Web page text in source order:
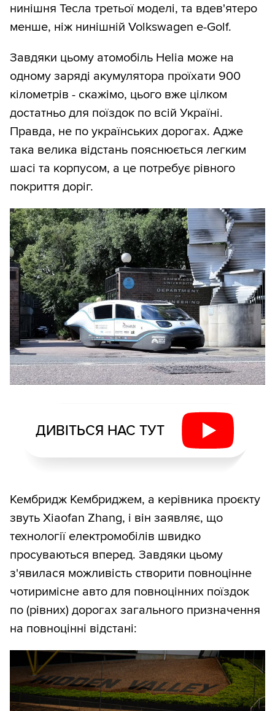
нинішня Тесла третьої моделі, та вдев'ятеро
менше, ніж нинішній Volkswagen e-Golf.
Завдяки цьому атомобіль Helia може на
одному заряді акумулятора проїхати 900
кілометрів - скажімо, цього вже цілком
достатньо для поїздок по всій Україні.
Правда, не по українських дорогах. Адже
така велика відстань пояснюється легким
шасі та корпусом, а це потребує рівного
покриття доріг.
ДИВІТЬСЯ НАС ТУТ
Кембридж Кембриджем, а керівника проєкту
звуть Xiaofan Zhang, і він заявляє, що
технології електромобілів швидко
просуваються вперед. Завдяки цьому
з'явилася можливість створити повноцінне
чотиримісне авто для повноцінних поїздок
по (рівних) дорогах загального призначення
на повноцінні відстані: